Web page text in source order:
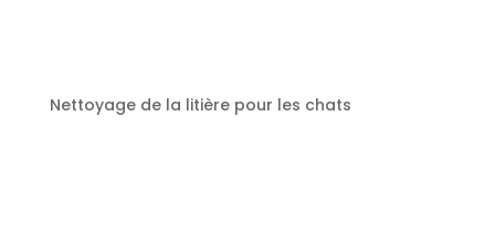
Nettoyage de la litière pour les chats